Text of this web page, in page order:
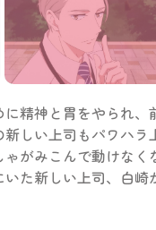
精神と胃をやられ
しい上司もパワハ
がみこんで動けな
いた新しい上司、白